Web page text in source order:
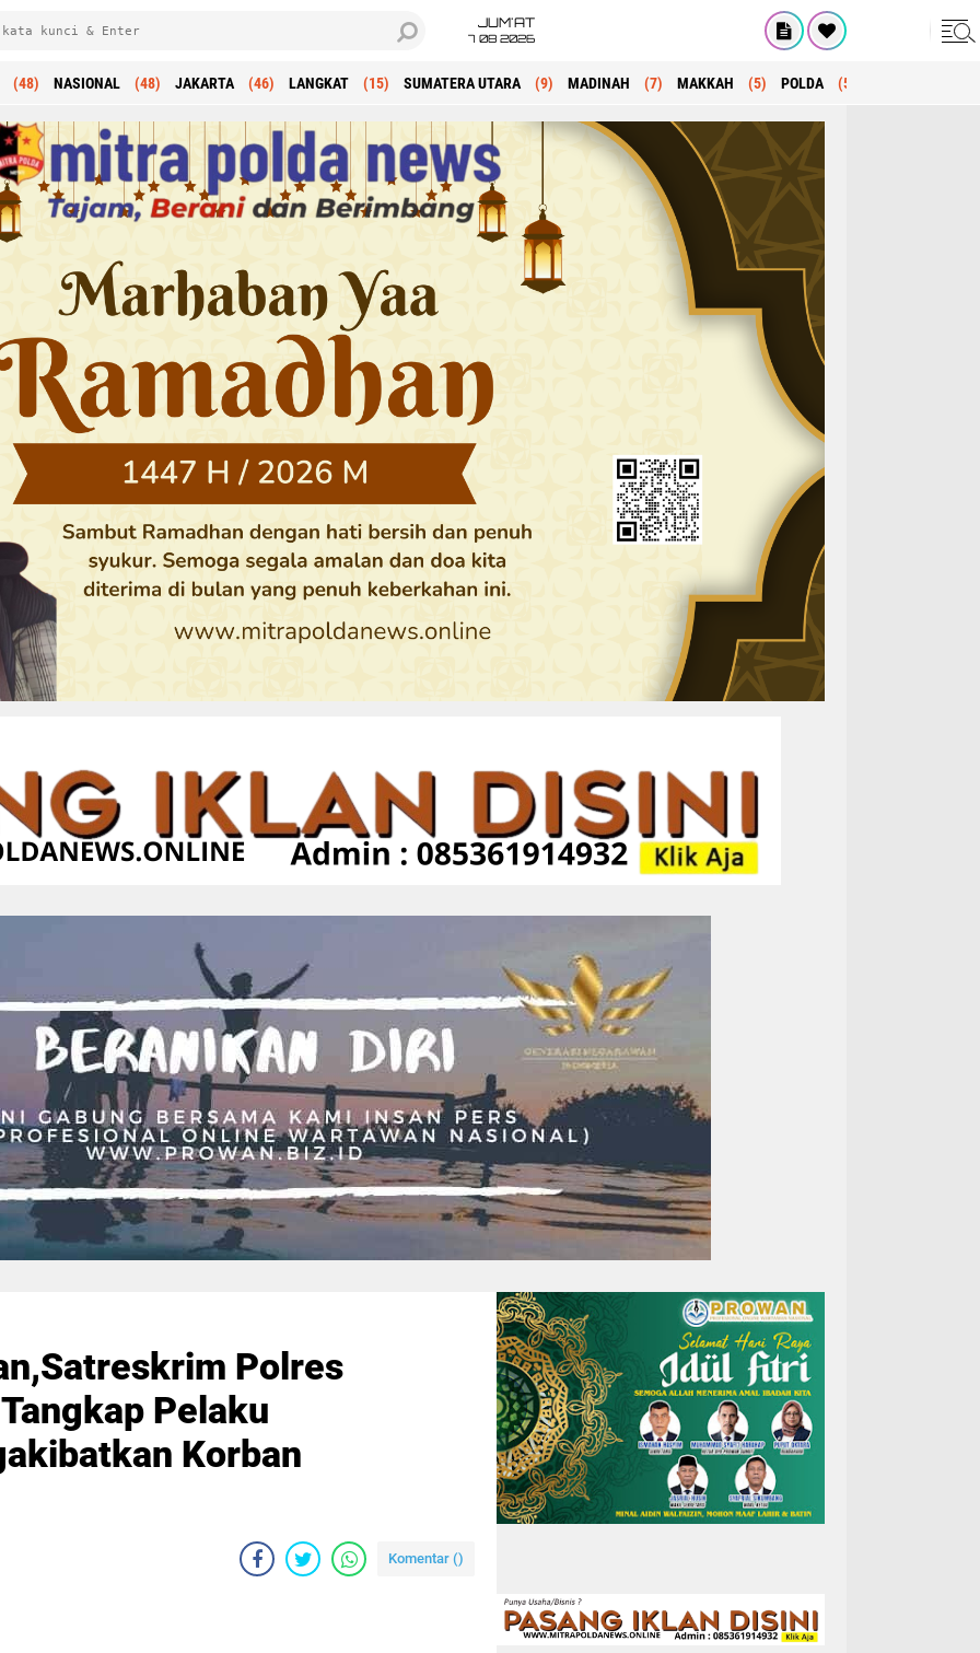
JUM'AT
7 08 2026
(48) NASIONAL (48) JAKARTA (46) LANGKAT (15) SUMATERA UTARA (9) MADINAH (7) MAKKAH (5) POLDA (5)
Polres
Pelaku
Korban
Komentar ()